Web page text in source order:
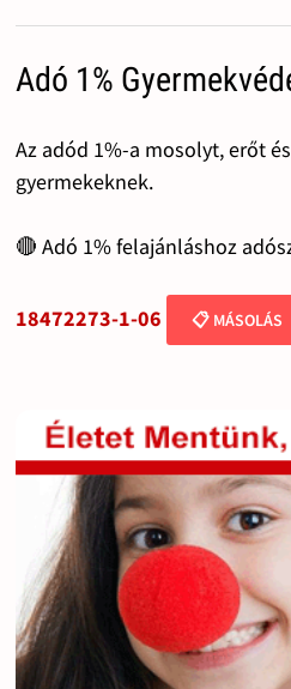
Adó 1%
Az adód 1%-a mosolyt, erőt
gyermekeknek.
🔴 Adó 1% felajánláshoz
18472273-1-06 📋 MÁSOLÁS